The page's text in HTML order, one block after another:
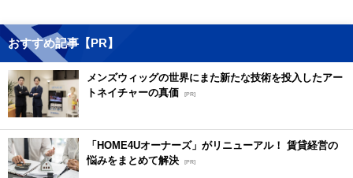
おすすめ記事【PR】
メンズウィッグの世界にまた新たな技術を投入したアー
トネイチャーの真価 [PR]
「HOME4Uオーナーズ」がリニューアル！ 賃貸経営の
悩みをまとめて解決 [PR]